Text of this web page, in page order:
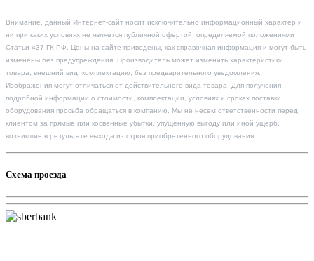
Внимание, данный Интернет-сайт носит исключительно информационный характер и
ни при каких условиях не является публичной офертой, определяемой положениями
Статьи 437 ГК РФ. Цены на сайте приведены, как справочная информация и могут быть
изменены без предупреждения. Производитель может изменить характеристики
товара, внешний вид, комплектацию, без предварительного уведомления.
Изображения могут отличаться от действительного вида товара. Для получения
подробной информации о стоимости, комплектации, условиях и сроках поставки
оборудования просьба обращаться в компанию. Мы не несем ответственности перед
клиентом за прямые или косвенные убытки, упущенную выгоду или иной ущерб,
возникшие в результате выхода из строя приобретенного оборудования.
Схема проезда